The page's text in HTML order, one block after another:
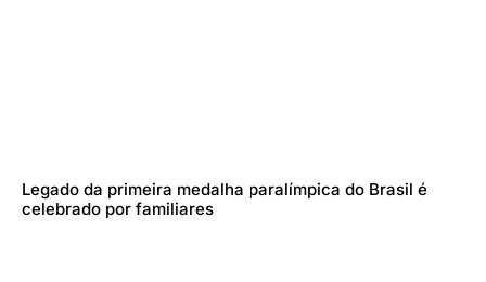
Legado da primeira medalha paralímpica do Brasil é
celebrado por familiares